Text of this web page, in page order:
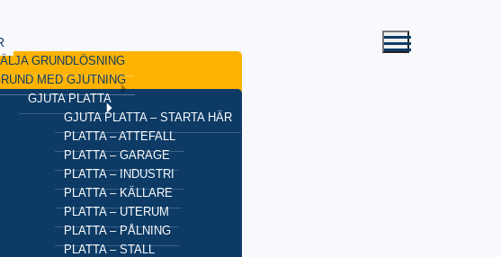
GRUNDLÖSNING
MED GJUTNING
GJUTA PLATTA
GJUTA PLATTA – STARTA HÄR
PLATTA – ATTEFALL
PLATTA – GARAGE
PLATTA – INDUSTRI
PLATTA – KÄLLARE
PLATTA – UTERUM
PLATTA – PÅLNING
PLATTA – STALL